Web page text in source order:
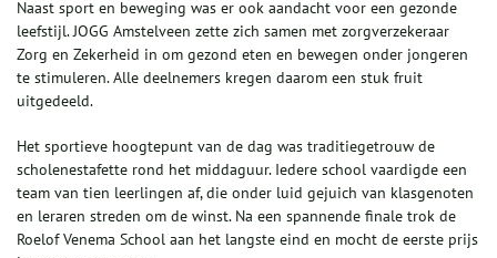
Naast sport en beweging was er ook aandacht voor een gezonde
leefstijl. JOGG Amstelveen zette zich samen met zorgverzekeraar
Zorg en Zekerheid in om gezond eten en bewegen onder jongeren
te stimuleren. Alle deelnemers kregen daarom een stuk fruit
uitgedeeld.
Het sportieve hoogtepunt van de dag was traditiegetrouw de
scholenestafette rond het middaguur. Iedere school vaardigde een
team van tien leerlingen af, die onder luid gejuich van klasgenoten
en leraren streden om de winst. Na een spannende finale trok de
Roelof Venema School aan het langste eind en mocht de eerste prijs